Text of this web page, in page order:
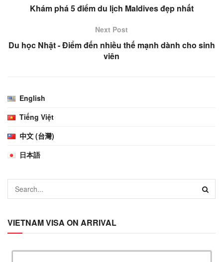
Khám phá 5 điểm du lịch Maldives đẹp nhất
Next Post
Du học Nhật - Điểm đến nhiều thế mạnh dành cho sinh
viên
English
Tiếng Việt
中文 (台灣)
日本語
VIETNAM VISA ON ARRIVAL